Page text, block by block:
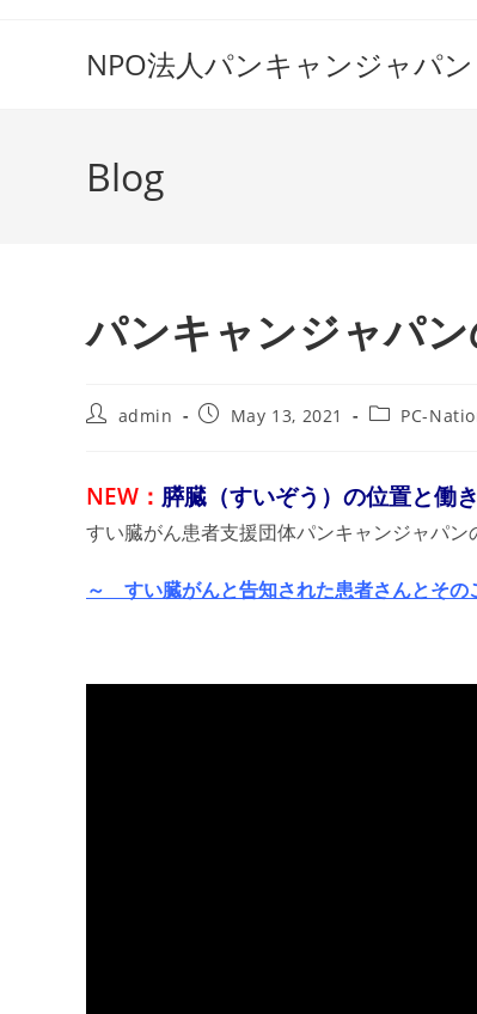
NPO法人パンキャンジャパ
Blog
パンキャンジャパ
Postadmin
PostMay 13, 2021
PostPC-
NEW： 膵臓（すいぞう）の位置と働
すい臓がん患者支援団体パンキャンジャパ
～ すい臓がんと告知された患者さんとそ